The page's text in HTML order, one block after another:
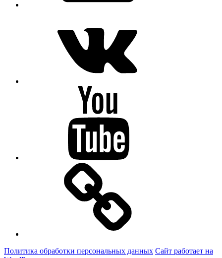
Политика обработки персональных данных Сайт работает на